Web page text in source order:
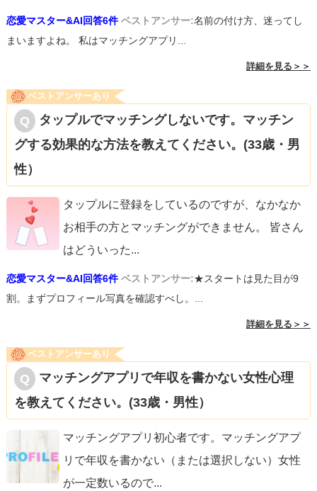
恋愛マスター&AI回答6件 ベストアンサー:名前の付け方、迷ってし
まいますよね。 私はマッチングアプリ...
詳細を見る＞＞
ベストアンサーあり
タップルでマッチングしないです。マッチン
グする効果的な方法を教えてください。(33歳・男
性）
タップルに登録をしているのですが、なかなか
お相手の方とマッチングができません。 皆さん
はどういった...
恋愛マスター&AI回答6件 ベストアンサー:★スタートは見た目が9
割。まずプロフィール写真を確認すべし。...
詳細を見る＞＞
ベストアンサーあり
マッチングアプリで年収を書かない女性心理
を教えてください。(33歳・男性）
マッチングアプリ初心者です。マッチングアプ
リで年収を書かない（または選択しない）女性
が一定数いるので...